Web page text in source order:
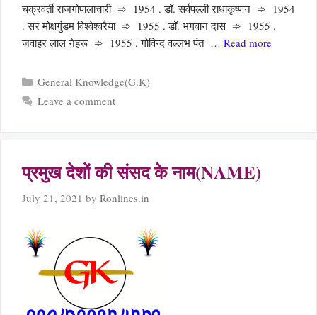
चक्रवर्ती राजगोपालाचारी ➾ 1954 . डॉ. सर्वपल्ली राधाकृष्णन ➾ 1954
. सर मोक्षगुंडम विश्वेश्वरैया ➾ 1955 . डॉ. भगवान दास ➾ 1955 .
जवाहर लाल नेहरू ➾ 1955 . गोविन्द वल्लभ पंत … Read more
Categories
General Knowledge(G.K)
Leave a comment
प्रमुख देशों की संसद के नाम(NAME)
July 21, 2021 by Ronlines.in